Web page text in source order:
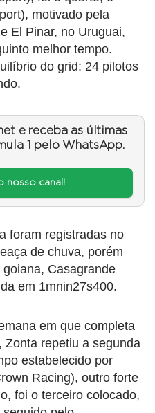
motivado pela
El Pinar, no Uruguai,
melhor tempo.
do grid: 24 pilotos
e receba as últimas
1 pelo WhatsApp.
nosso canal!
foram registradas no
de chuva, porém
Casagrande
em 1mnin27s400.
em que completa
Zonta repetiu a segunda
estabelecido por
Racing), outro forte
foi o terceiro colocado,